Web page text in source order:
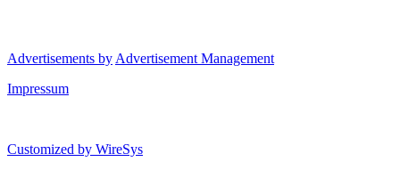
Advertisements by Advertisement Management
Impressum
Customized by WireSys